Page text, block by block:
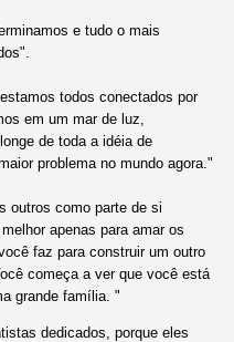
e tudo o mais
todos conectados por
em um mar de luz,
de toda a idéia de
problema no mundo agora."
outros como parte de si
apenas para amar os
faz para construir um outro
começa a ver que você está
grande família. "
dedicados, porque eles